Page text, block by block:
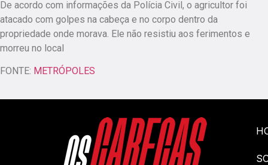
De acordo com informações da Polícia Civil, o agricultor foi
atacado com golpes na cabeça e no corpo dentro da
propriedade onde morava. Ele não resistiu aos ferimentos e
morreu no local
FONTE: METRÓPOLES